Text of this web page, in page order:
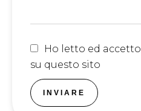
Ho letto ed accetto
su questo sito
INVIARE